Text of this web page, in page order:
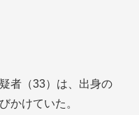
者（33）は、出身の
かけていた。